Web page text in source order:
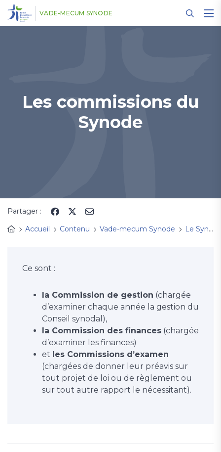
VADE-MECUM SYNODE
Les commissions du
Synode
Partager :
Accueil
Contenu Vade-mecum Synode Le Synode (Présentation, composition, actions)
Ce sont :
la Commission de gestion (chargée
d’examiner chaque année la gestion du
Conseil synodal),
la Commission des finances (chargée
d’examiner les finances)
et les Commissions d’examen
(chargées de donner leur préavis sur
tout projet de loi ou de règlement ou
sur tout autre rapport le nécessitant).
Panneau de gestion des cookies